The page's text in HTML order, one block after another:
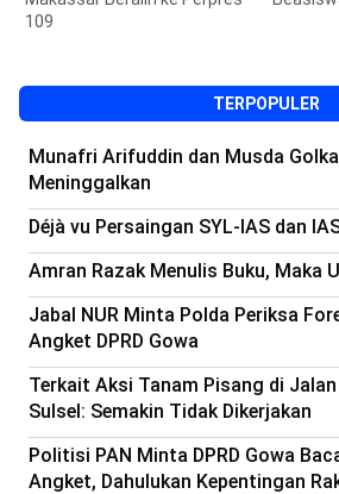
TERPOPULER
Munafri Arifuddin dan Musda
Meninggalkan
Déjà vu Persaingan SYL-IAS dan
Amran Razak Menulis Buku, Maka
Jabal NUR Minta Polda Periksa
Angket DPRD Gowa
Terkait Aksi Tanam Pisang di
Sulsel: Semakin Tidak Dikerjakan
Politisi PAN Minta DPRD Gowa
Angket, Dahulukan Kepentingan